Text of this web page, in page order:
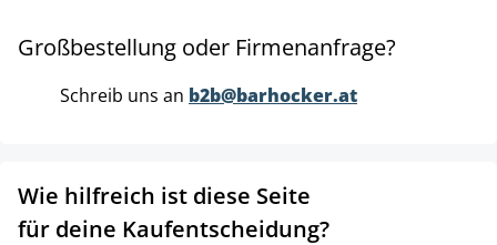
Großbestellung oder Firmenanfrage?
Schreib uns an b2b@barhocker.at
Wie hilfreich ist diese Seite
für deine Kaufentscheidung?